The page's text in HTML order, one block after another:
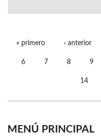
« primero ‹ anterior
6 7 8 9
14
MENÚ PRINCIPAL